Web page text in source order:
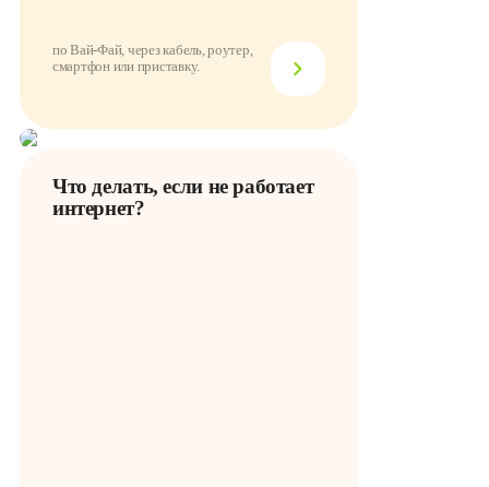
по Вай-Фай, через кабель, роутер,
смартфон или приставку.
Что делать, если не работает
интернет?